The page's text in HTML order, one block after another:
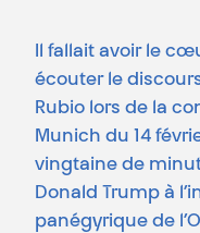
Il fallait avoir le
écouter le
Rubio lors de la
Munich du 14
vingtaine de
Donald Trump à
panégyrique de